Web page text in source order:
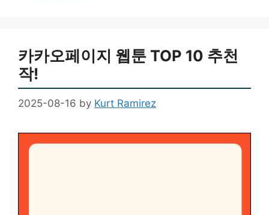
카카오페이지 웹툰 TOP 10 추천
작!
2025-08-16 by Kurt Ramirez